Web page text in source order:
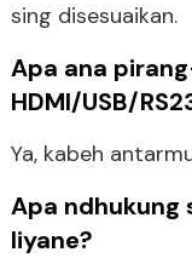
sing disesuaikan.
Apa ana
HDMI/USB/
Ya, kabeh
Apa ndhukung
liyane?